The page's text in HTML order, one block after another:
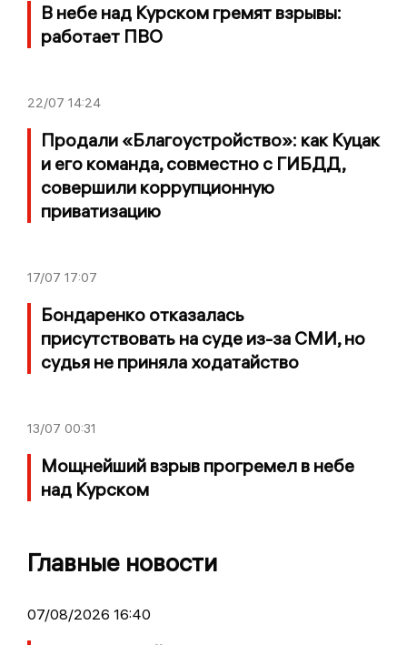
В небе над Курском гремят взрывы:
работает ПВО
22/07 14:24
Продали «Благоустройство»: как Куцак
и его команда, совместно с ГИБДД,
совершили коррупционную
приватизацию
17/07 17:07
Бондаренко отказалась
присутствовать на суде из-за СМИ, но
судья не приняла ходатайство
13/07 00:31
Мощнейший взрыв прогремел в небе
над Курском
Главные новости
07/08/2026 16:40